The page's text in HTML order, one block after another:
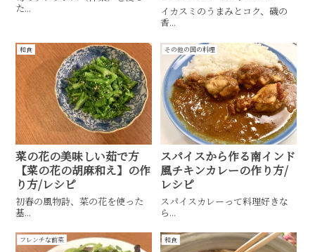
た...
イカスミのうまみとコク、磯の
香...
和食
菜の花の美味しい茹で方
【菜の花の胡麻和え】の作
り方/レシピ
初春の風物詩、菜の花を使った
基...
その他の国の料理
スパイスから作る南インド
風チキンカレーの作り方/
レシピ
スパイスカレーって料理好きな
ら...
フレンチな前菜 和食